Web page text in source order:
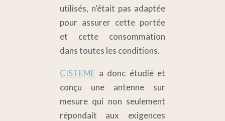
utilisés, n’était pas adaptée
pour assurer cette portée
et cette consommation
dans toutes les conditions.
CISTEME a donc étudié et
conçu une antenne sur
mesure qui non seulement
répondait aux exigences